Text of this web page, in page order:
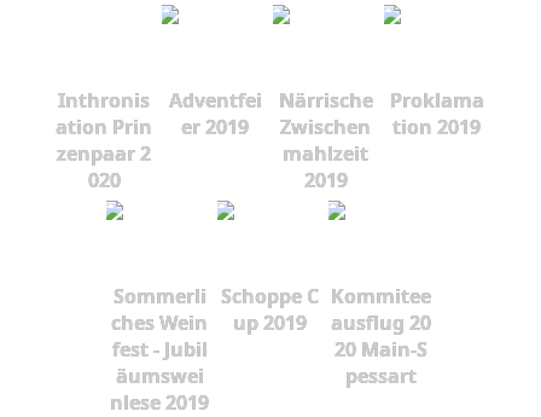
Inthronis
ation Prin
zenpaar 2
020
Adventfei
er 2019
Närrische
Zwischen
mahlzeit
2019
Proklama
tion 2019
Sommerli
ches Wein
fest - Jubil
äumswei
nlese 2019
Schoppe C
up 2019
Kommitee
ausflug 20
20 Main-S
pessart